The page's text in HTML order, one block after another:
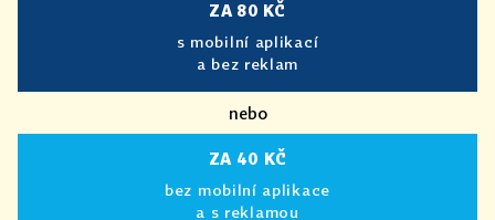
ZA 80 KČ
s mobilní aplikací
a bez reklam
nebo
ZA 40 KČ
bez mobilní aplikace
a s reklamou